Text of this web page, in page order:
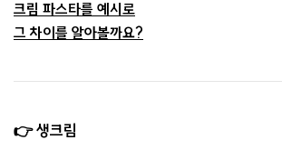
크림 파스타를 예시로
그 차이를 알아볼까요?
👉 생크림